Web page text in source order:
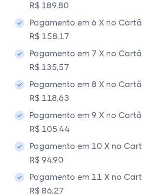
R$ 189,80
Pagamento em 6 X no
R$ 158,17
Pagamento em 7 X no
R$ 135,57
Pagamento em 8 X no
R$ 118,63
Pagamento em 9 X no
R$ 105,44
Pagamento em 10 X no
R$ 94,90
Pagamento em 11 X no
R$ 86,27